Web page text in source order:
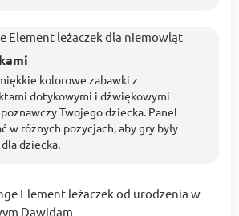
kolorowe zabawki z
dotykowymi i dźwiękowymi
Twojego dziecka. Panel
w różnych pozycjach, aby gry były
dziecka.
Element leżaczek od urodzenia w
Dawidam